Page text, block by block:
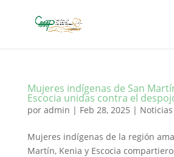
Mujeres indígenas de San
Escocia unidas contra el
por admin | Feb 28, 2025 | Noticias
Mujeres indígenas de la región
Martín, Kenia y Escocia